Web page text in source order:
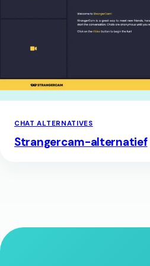
CHAT ALTERNATIVES
Strangercam-alternatief